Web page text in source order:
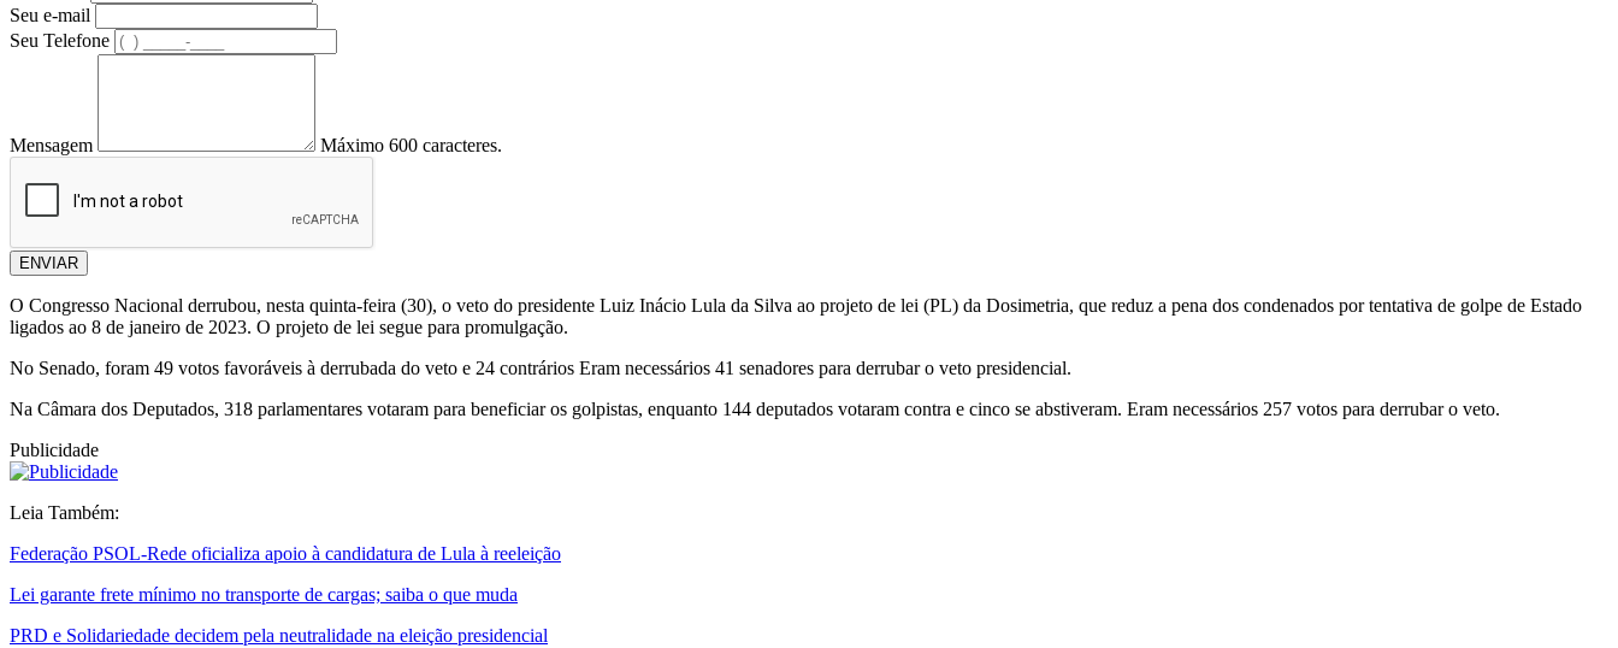
Seu e-mail
Seu Telefone
Mensagem Máximo 600 caracteres.
ENVIAR
O Congresso Nacional derrubou, nesta quinta-feira (30), o veto do presidente Luiz Inácio Lula da Silva ao projeto de lei (PL) da Dosimetria, que reduz a pena dos condenados por tentativa de golpe de Estado
ligados ao 8 de janeiro de 2023. O projeto de lei segue para promulgação.
No Senado, foram 49 votos favoráveis à derrubada do veto e 24 contrários Eram necessários 41 senadores para derrubar o veto presidencial.
Na Câmara dos Deputados, 318 parlamentares votaram para beneficiar os golpistas, enquanto 144 deputados votaram contra e cinco se abstiveram. Eram necessários 257 votos para derrubar o veto.
Publicidade
Leia Também:
Federação PSOL-Rede oficializa apoio à candidatura de Lula à reeleição
Lei garante frete mínimo no transporte de cargas; saiba o que muda
PRD e Solidariedade decidem pela neutralidade na eleição presidencial